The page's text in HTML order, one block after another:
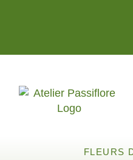
FLEURS